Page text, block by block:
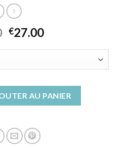
€27.00
orthopédiques homme
AU PANIER